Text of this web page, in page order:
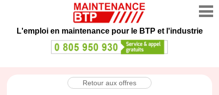
L'emploi en maintenance pour le BTP et l'industrie
Retour aux offres